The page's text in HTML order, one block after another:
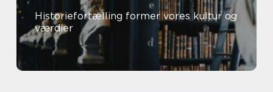
Historiefortælling former vores kultur og
værdier